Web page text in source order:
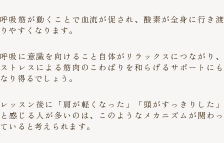
呼吸筋が動くことで血流が促され、酸素が全身に行き渡
りやすくなります。
呼吸に意識を向けること自体がリラックスにつながり、
ストレスによる筋肉のこわばりを和らげるサポートにも
なり得るでしょう。
レッスン後に「肩が軽くなった」「頭がすっきりした」
と感じる人が多いのは、このようなメカニズムが関わっ
ていると考えられます。